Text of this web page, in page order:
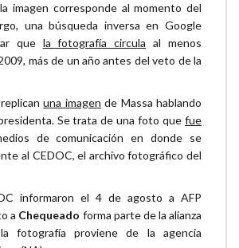
imagen corresponde al momento del
una búsqueda inversa en Google
que la fotografía circula al menos
más de un año antes del veto de la
una imagen de Massa hablando
Se trata de una foto que fue
de comunicación en donde se
al CEDOC, el archivo fotográfico del
informaron el 4 de agosto a AFP
a Chequeado forma parte de la alianza
fotografía proviene de la agencia